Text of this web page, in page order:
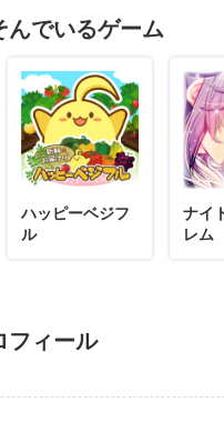
早速1ゲームで腕を試しましょうか！
早速1ゲームで腕を試しましょうか！
んでいるゲーム
ハッピーベジフ
ル
ナイ
レム
フィール